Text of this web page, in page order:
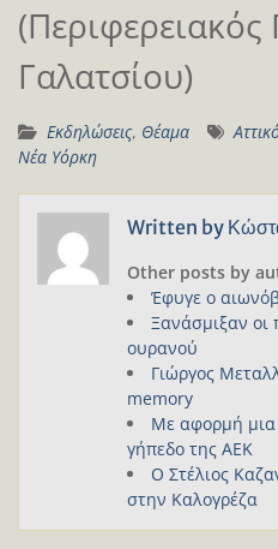
Γαλατσίου)
Εκδηλώσεις, Θέαμα
Νέα Υόρκη
Written by
Other posts by
Έφυγε ο
Ξανάσμιξαν οι
ουρανού
Γιώργος
memory
Με αφορμή
γήπεδο της ΑΕΚ
Ο Στέλιος
στην Καλογρέζα